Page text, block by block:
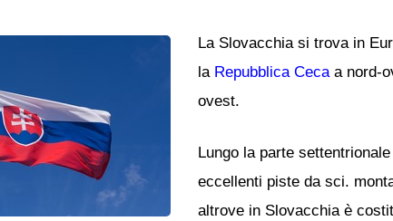
La Slovacchia si trova in
la Repubblica Cecaa nord-
ovest.
Lungo la parte
eccellenti piste da sci.
altrove in Slovacchia è